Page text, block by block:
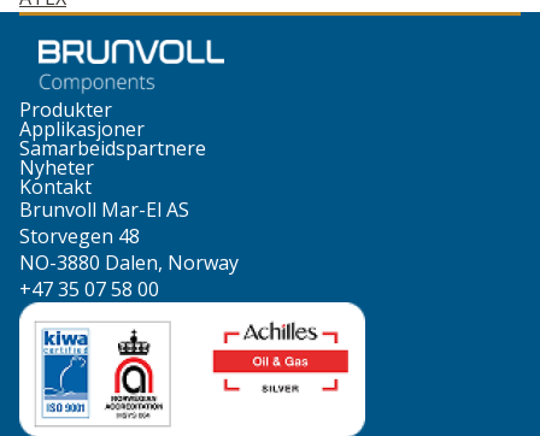
Produkter
Applikasjoner
Samarbeidspartnere
Nyheter
Kontakt
Brunvoll Mar-El AS
Storvegen 48
NO-3880 Dalen, Norway
+47 35 07 58 00